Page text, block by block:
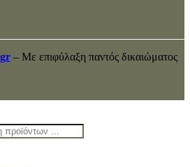
– Με επιφύλαξη παντός δικαιώματος